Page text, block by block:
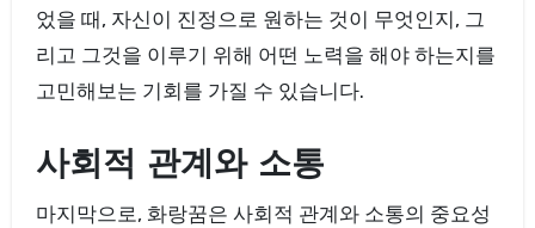
었을 때, 자신이 진정으로 원하는 것이 무엇인지, 그
리고 그것을 이루기 위해 어떤 노력을 해야 하는지를
고민해보는 기회를 가질 수 있습니다.
사회적 관계와 소통
마지막으로, 화랑꿈은 사회적 관계와 소통의 중요성